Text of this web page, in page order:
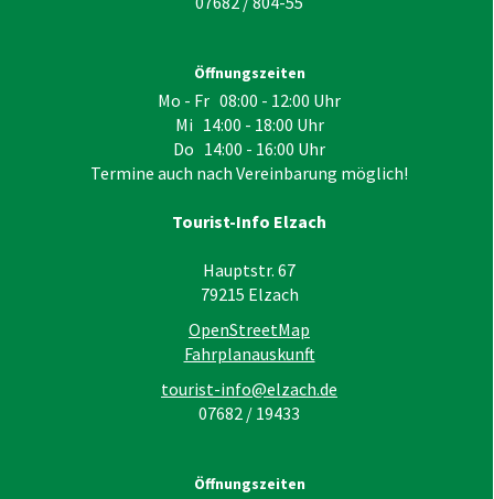
Öffnungszeiten
Mo - Fr 08:00 - 12:00 Uhr
Mi 14:00 - 18:00 Uhr
Do 14:00 - 16:00 Uhr
Termine auch nach Vereinbarung möglich!
Tourist-Info Elzach
Hauptstr. 67
79215 Elzach
OpenStreetMap
Fahrplanauskunft
tourist-info@elzach.de
07682 / 19433
Öffnungszeiten